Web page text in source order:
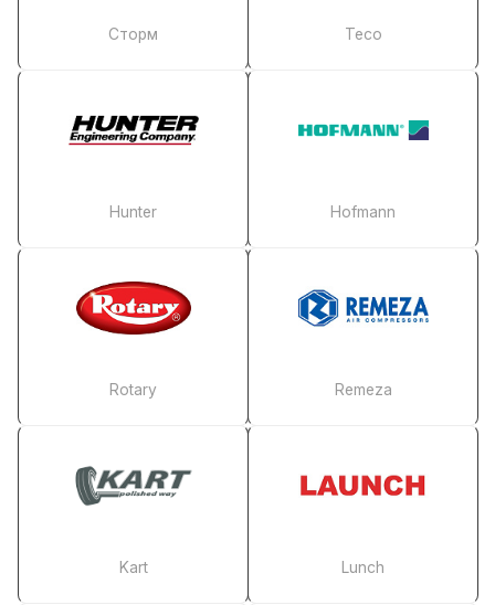
Сторм Teco
Hunter Hofmann
Rotary Remeza
Kart Lunch